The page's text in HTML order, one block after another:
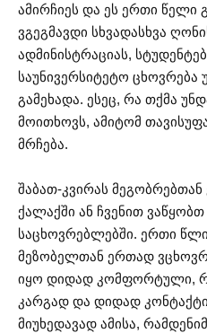
ამირჩიეს და ეს ერთი
ვგეგმავდი სხვადასხვა
ადმინისტრაციას,
საუნივერსიტეტო
გამეხადა. ესეც, რა თქმა
მოითხოვს, ამიტომ
მრჩება.
შაბათ-კვირას
ქალაქში ან ჩვენით
საცხოვრებლებში. ერთი
მეზობელთან ერთად
იყო დიდად კომფორტული,
კარგად და დიდად
მიუხედავად ამისა,